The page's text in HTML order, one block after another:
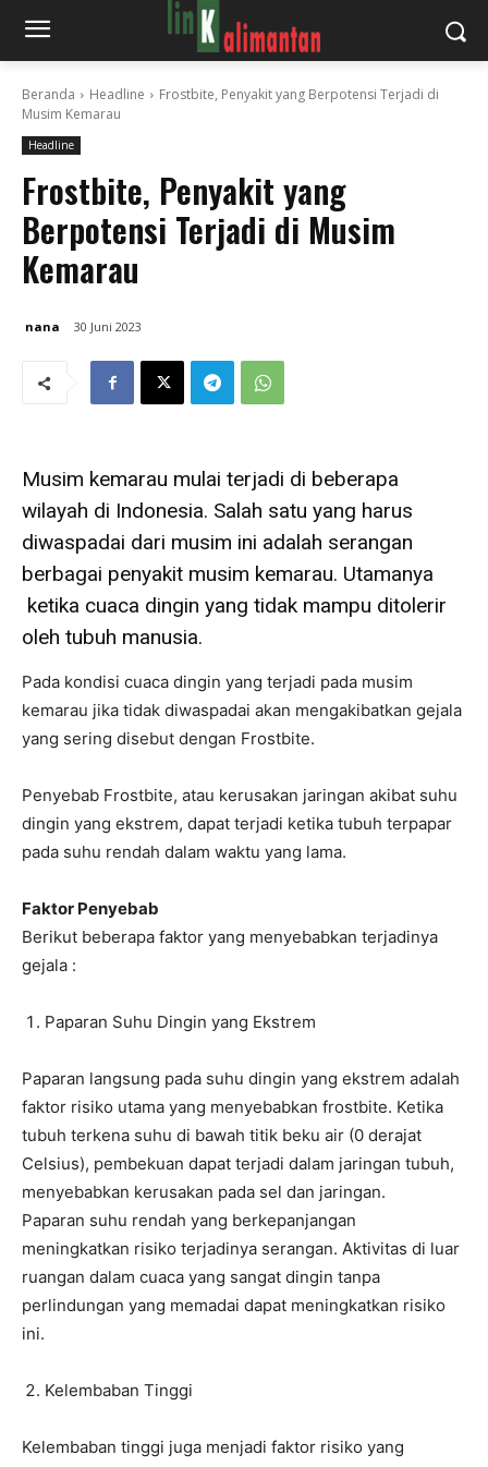
Beranda Headline
Frostbite, Penyakit yang Berpotensi Terjadi di
Musim Kemarau
Headline
Frostbite, Penyakit yang
Berpotensi Terjadi di Musim
Kemarau
nana 30 Juni 2023
Musim kemarau mulai terjadi di beberapa
wilayah di Indonesia. Salah satu yang harus
diwaspadai dari musim ini adalah serangan
berbagai penyakit musim kemarau. Utamanya
ketika cuaca dingin yang tidak mampu ditolerir
oleh tubuh manusia.
Pada kondisi cuaca dingin yang terjadi pada musim
kemarau jika tidak diwaspadai akan mengakibatkan gejala
yang sering disebut dengan Frostbite.
Penyebab Frostbite, atau kerusakan jaringan akibat suhu
dingin yang ekstrem, dapat terjadi ketika tubuh terpapar
pada suhu rendah dalam waktu yang lama.
Faktor Penyebab
Berikut beberapa faktor yang menyebabkan terjadinya
gejala :
Paparan Suhu Dingin yang Ekstrem
Paparan langsung pada suhu dingin yang ekstrem adalah
faktor risiko utama yang menyebabkan frostbite. Ketika
tubuh terkena suhu di bawah titik beku air (0 derajat
Celsius), pembekuan dapat terjadi dalam jaringan tubuh,
menyebabkan kerusakan pada sel dan jaringan.
Paparan suhu rendah yang berkepanjangan
meningkatkan risiko terjadinya serangan. Aktivitas di luar
ruangan dalam cuaca yang sangat dingin tanpa
perlindungan yang memadai dapat meningkatkan risiko
ini.
Kelembaban Tinggi
Kelembaban tinggi juga menjadi faktor risiko yang